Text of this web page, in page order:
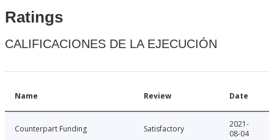
Ratings
CALIFICACIONES DE LA EJECUCIÓN
Name Review Date
Counterpart Funding Satisfactory
2021-
08-04